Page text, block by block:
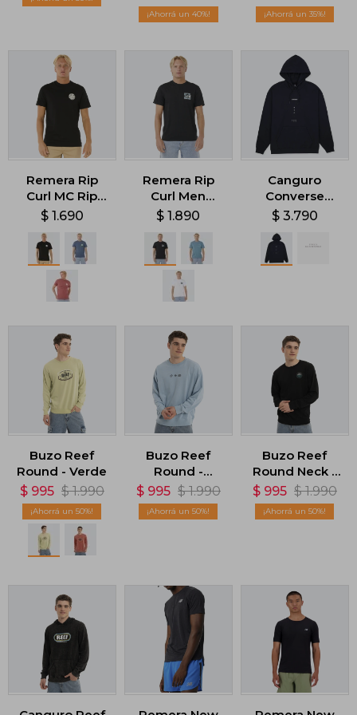
40 35
Remera Rip
Curl MC Rip
Curl Wettie
$ 1.690
Remera Rip
Curl Men
Hazed &
$ 1.890
Canguro
Converse
Graphic -
$ 3.790
Buzo Reef
Round - Verde
$ 995 $ 1.990
50
Buzo Reef
Round -
Celeste
$ 995 $ 1.990
50
Buzo Reef
Round Neck -
Negro
$ 995 $ 1.990
50